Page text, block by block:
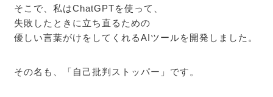
そこで、私はChatGPTを使って、
失敗したときに立ち直るための
優しい言葉がけをしてくれるAIツールを開発しました。
その名も、「自己批判ストッパー」です。